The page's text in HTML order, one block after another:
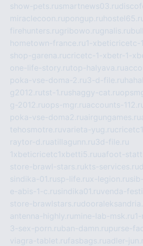
show-pets.rusmartnews03.ru
miraclecoon.rupongup.ru
firehunters.rugribowo.rugnalis.ru
hometown-france.ru1-xbeticricetc-
shop-garena.rucricetc-1-xbetr-1-
one-life-story.rutop-halyava.ru
poka-vse-doma-2.ru3-d-file.ru
g2012.rutst-1.rushaggy-cat.ru
g-2012.ruops-mgr.ruaccounts-
poka-vse-doma2.ruairgungames.ru
tehosmotre.ruvarieta-yug.ru
raytor-d.ruatillagunn.ru3d-file.ru
1xbeticricetc1xbetti5.ruuafoot-
store-brawl-stars.rukts-services.ru
sindika-01.rusp-life.rux-legion.ru
e-abis-1-c.rusindika01.ruvenda-
store-brawlstars.ru
antenna-highly.ru mine-lab-msk.ru
3-sex-porn.ruban-damn.rupurse-
viagra-tablet.rufasbags.ruadler-